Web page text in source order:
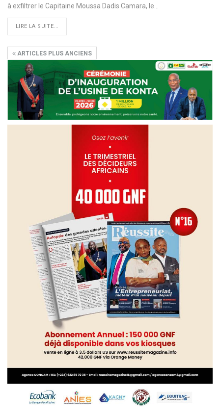
à exfiltrer le Capitaine Moussa Dadis Camara, le…
LIRE LA SUITE...
ARTICLES PLUS ANCIENS